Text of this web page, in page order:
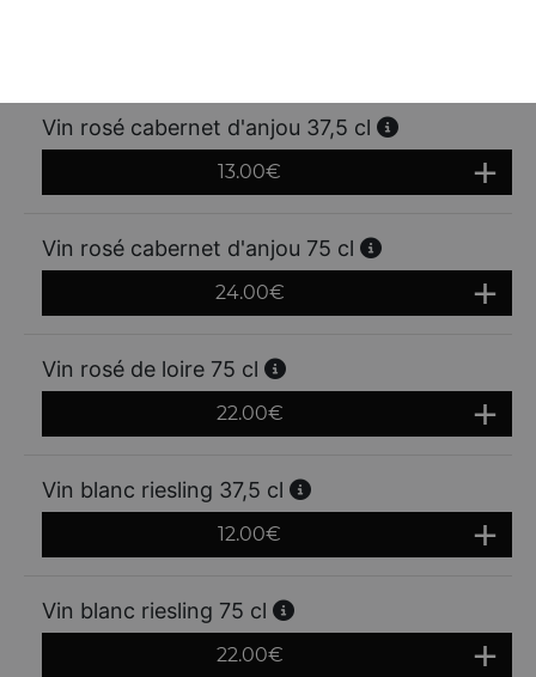
Vin rosé cabernet d'anjou 37,5 cl
13.00€
Vin rosé cabernet d'anjou 75 cl
24.00€
Vin rosé de loire 75 cl
22.00€
Vin blanc riesling 37,5 cl
12.00€
Vin blanc riesling 75 cl
22.00€